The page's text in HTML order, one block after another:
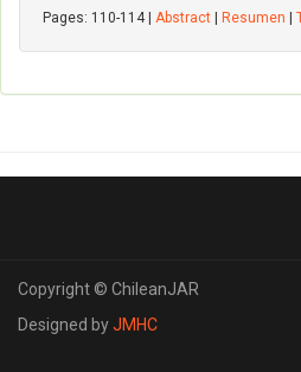
Pages: 110-114 | Abstract Resumen
Copyright © ChileanJAR
Designed byJMHC